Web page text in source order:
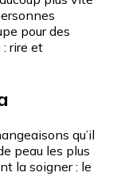
pour des
rire et
qu’il
peau les plus
la soigner : le